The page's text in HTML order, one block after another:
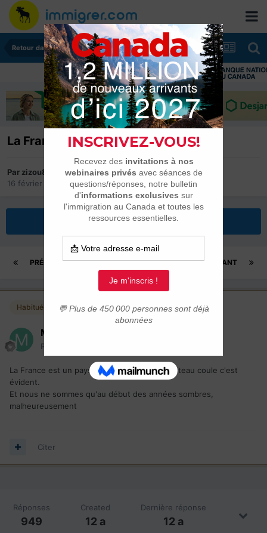
Retour dans son pays
La France va si mal que ça ?
Par zizou81
16 février 2014
dansRetour dans son pays
Répondre à ce sujet
PRÉCÉDENT SUIVANT
Page 4 sur 48
Habitués
Marcqc
Posté(e)
La France est un pays fini, en perdition, le bateau coule c'est
évident.
Et nous ne sommes qu'au début des années sombres,
malheureusement
Citer
Réponses
949
Created
12 a
Dernière réponse
12 a